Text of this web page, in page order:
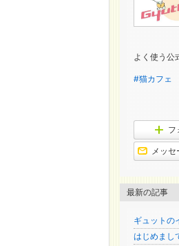
よく使う公
#猫カフェ
フ
メッセ
最新の記事
ギュットの
はじめまし